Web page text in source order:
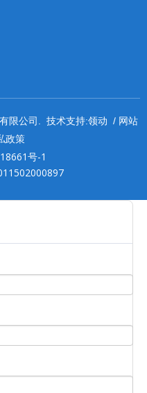
限公司. 技术支持:领动 / 网站
政策
号-1